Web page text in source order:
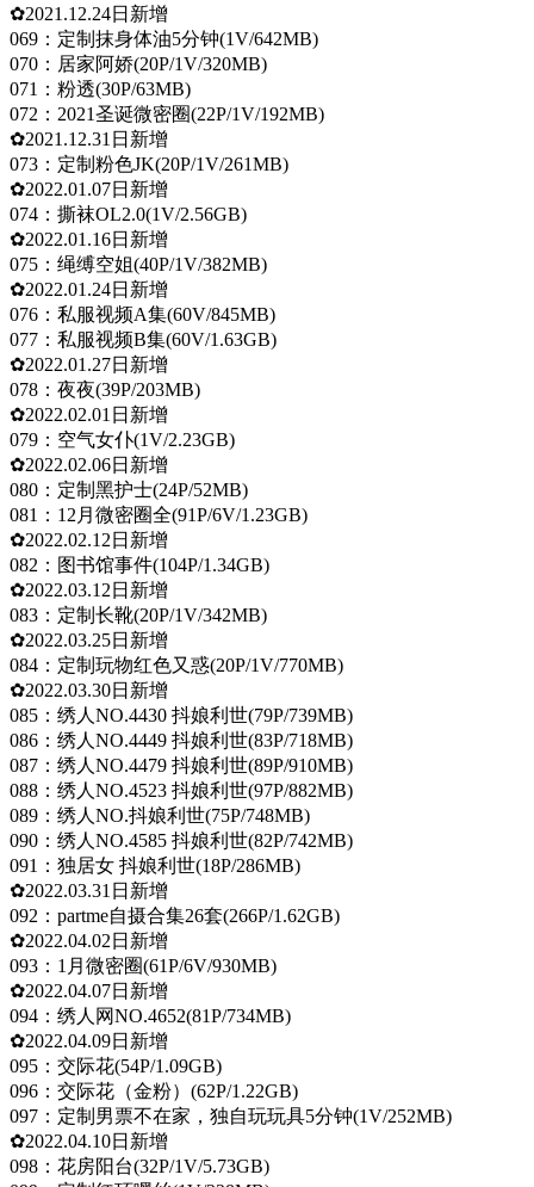
✿2021.12.24日新增
069：定制抹身体油5分钟(1V/642MB)
070：居家阿娇(20P/1V/320MB)
071：粉透(30P/63MB)
072：2021圣诞微密圈(22P/1V/192MB)
✿2021.12.31日新增
073：定制粉色JK(20P/1V/261MB)
✿2022.01.07日新增
074：撕袜OL2.0(1V/2.56GB)
✿2022.01.16日新增
075：绳缚空姐(40P/1V/382MB)
✿2022.01.24日新增
076：私服视频A集(60V/845MB)
077：私服视频B集(60V/1.63GB)
✿2022.01.27日新增
078：夜夜(39P/203MB)
✿2022.02.01日新增
079：空气女仆(1V/2.23GB)
✿2022.02.06日新增
080：定制黑护士(24P/52MB)
081：12月微密圈全(91P/6V/1.23GB)
✿2022.02.12日新增
082：图书馆事件(104P/1.34GB)
✿2022.03.12日新增
083：定制长靴(20P/1V/342MB)
✿2022.03.25日新增
084：定制玩物红色又惑(20P/1V/770MB)
✿2022.03.30日新增
085：绣人NO.4430 抖娘利世(79P/739MB)
086：绣人NO.4449 抖娘利世(83P/718MB)
087：绣人NO.4479 抖娘利世(89P/910MB)
088：绣人NO.4523 抖娘利世(97P/882MB)
089：绣人NO.抖娘利世(75P/748MB)
090：绣人NO.4585 抖娘利世(82P/742MB)
091：独居女 抖娘利世(18P/286MB)
✿2022.03.31日新增
092：partme自摄合集26套(266P/1.62GB)
✿2022.04.02日新增
093：1月微密圈(61P/6V/930MB)
✿2022.04.07日新增
094：绣人网NO.4652(81P/734MB)
✿2022.04.09日新增
095：交际花(54P/1.09GB)
096：交际花（金粉）(62P/1.22GB)
097：定制男票不在家，独自玩玩具5分钟(1V/252MB)
✿2022.04.10日新增
098：花房阳台(32P/1V/5.73GB)